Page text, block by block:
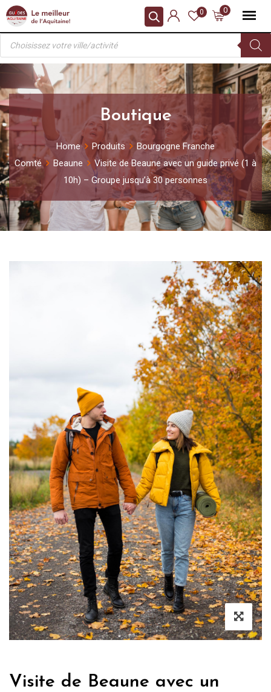
Skip
content
0
0
Recherche
produits
Boutique
Home Produits
Bourgogne Franche
Comté
Beaune
Visite de Beaune avec un guide privé (1 à
10h) – Groupe jusqu’à 30 personnes
Visite de Beaune avec un